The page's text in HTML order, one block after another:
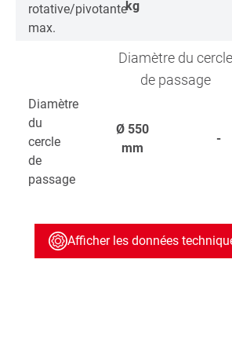
rotative/pivotante
max.
kg
Diamètre du cercle
de passage
Diamètre
du
cercle
de
passage
Ø 550
mm
-
Afficher les données